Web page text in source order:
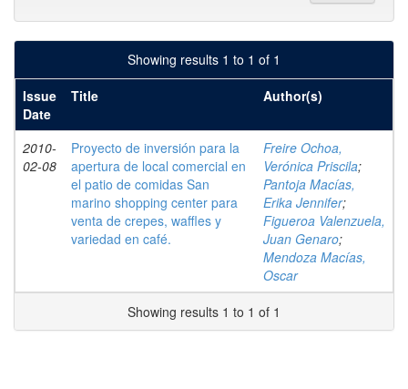
Showing results 1 to 1 of 1
Issue
Date
Title Author(s)
2010-
02-08
Proyecto de inversión para la
apertura de local comercial en
el patio de comidas San
marino shopping center para
venta de crepes, waffles y
variedad en café.
Freire Ochoa,
Verónica Priscila;
Pantoja Macías,
Erika Jennifer;
Figueroa Valenzuela,
Juan Genaro;
Mendoza Macías,
Oscar
Showing results 1 to 1 of 1